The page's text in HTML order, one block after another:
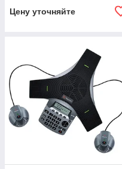
Цену уточняйте